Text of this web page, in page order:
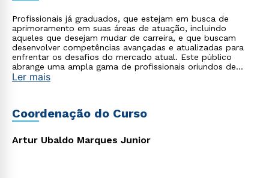
Profissionais já graduados, que estejam em busca de
aprimoramento em suas áreas de atuação, incluindo
aqueles que desejam mudar de carreira, e que buscam
desenvolver competências avançadas e atualizadas para
enfrentar os desafios do mercado atual. Este público
abrange uma ampla gama de profissionais oriundos de
diversas áreas, como tecnologia, saúde, empresarial,
carreiras e alcançar o sucesso profissional.
Ler mais
Coordenação do Curso
Artur Ubaldo Marques Junior